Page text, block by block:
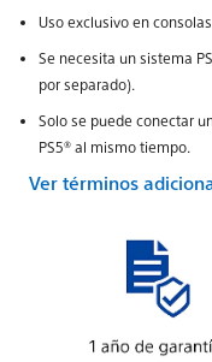
Uso exclusivo en consolas
Se necesita un sistema
por separado).
Solo se puede conectar
PS5® al mismo tiempo.
Ver términos